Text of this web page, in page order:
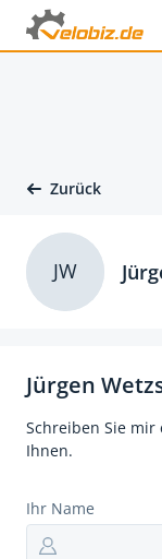
Zurück
Jürgen
Schreiben Sie
Ihnen.
Ihr Name
JW